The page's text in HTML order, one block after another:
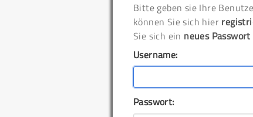
Bitte geben sie Ihre
können Sie sich hier
Sie sich ein neues Passwort
Username:
Passwort: